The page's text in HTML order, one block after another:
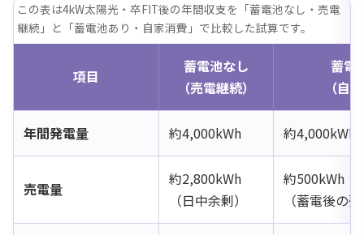
この表は4kW太陽光・卒FIT後の年間収支を「蓄電池なし・売電
継続」と「蓄電池あり・自家消費」で比較した試算です。
項目
蓄電池なし
（売電継続）
蓄電
（自
年間発電量 約4,000kWh 約4,000kWh
売電量
約2,800kWh
（日中余剰）
約500kWh
（蓄電後の